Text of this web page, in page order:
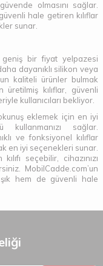
olmasını sağlar.
hale getiren kılıflar
sunar.
geniş bir fiyat yelpazesi
dayanıklı silikon veya
kaliteli ürünler bulmak
üretilmiş kılıflar, güvenli
kullanıcıları bekliyor.
eklemek için en iyi
kullanmanızı sağlar.
ve fonksiyonel kılıflar
en iyi seçenekleri sunar.
seçebilir, cihazınızı
MobilCadde.com’un
şık hem de güvenli hale